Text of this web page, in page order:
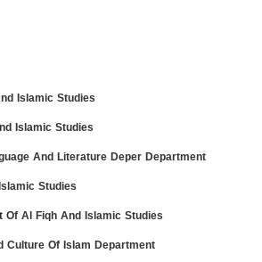
Islamic Studies
Islamic Studies
And Literature Deper Department
Studies
Al Fiqh And Islamic Studies
Culture Of Islam Department